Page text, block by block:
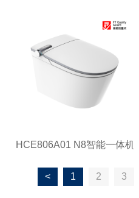
HCE806A01 N8智能一体机
< 1 2 3